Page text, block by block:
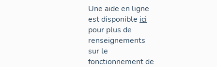
Une aide en ligne
est disponible ici
pour plus de
renseignements
sur le
fonctionnement de